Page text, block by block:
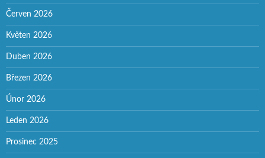
Červen 2026
Květen 2026
Duben 2026
Březen 2026
Únor 2026
Leden 2026
Prosinec 2025